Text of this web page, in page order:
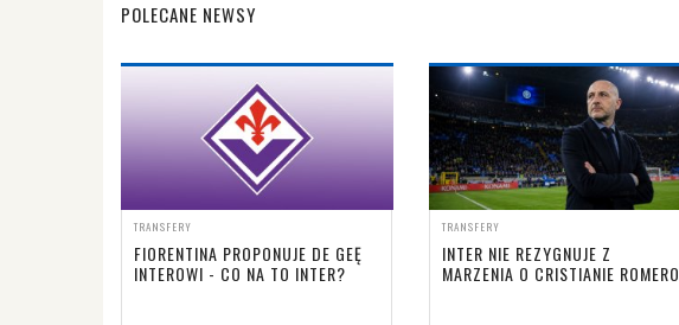
POLECANE NEWSY
TRANSFERY
FIORENTINA PROPONUJE DE GEĘ
INTEROWI - CO NA TO INTER?
TRANSFERY
INTER NIE REZYGNUJE Z
MARZENIA O CRISTIANIE ROMERO